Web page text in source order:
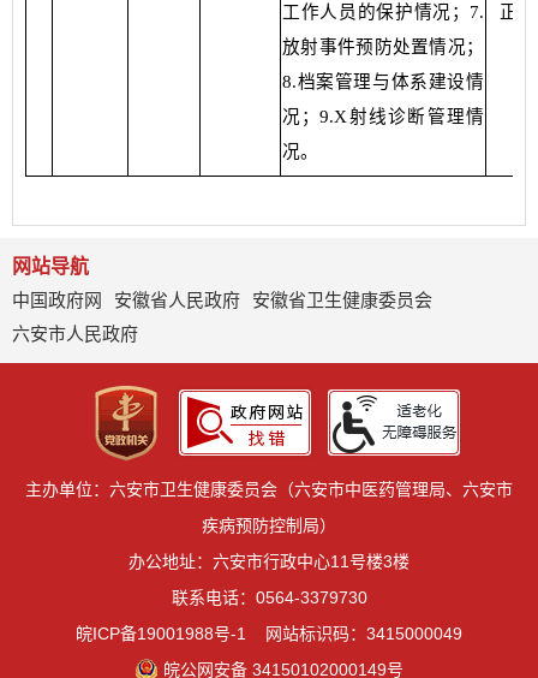
工作人员的保护情况；7.
放射事件预防处置情况；
8.档案管理与体系建设情
况；9.X射线诊断管理情
况。
正
网站导航
中国政府网
安徽省人民政府
安徽省卫生健康委员会
六安市人民政府
主办单位：六安市卫生健康委员会（六安市中医药管理局、六安市
疾病预防控制局）
办公地址：六安市行政中心11号楼3楼
联系电话：0564-3379730
皖ICP备19001988号-1
网站标识码：3415000049
皖公网安备 34150102000149号